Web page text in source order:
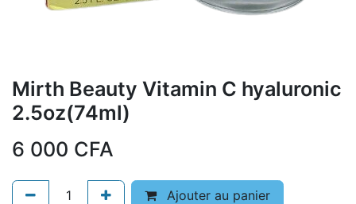
Mirth Beauty Vitamin C hyaluronic
2.5oz(74ml)
6 000 CFA
Ajouter au panier